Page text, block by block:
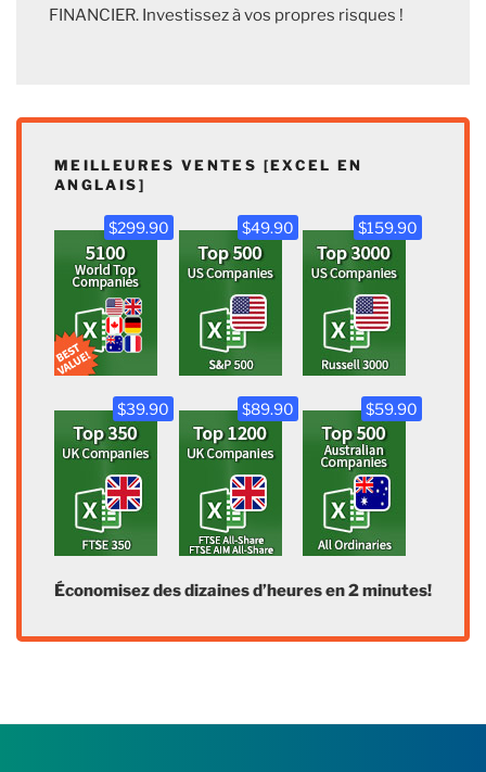
FINANCIER. Investissez à vos propres risques !
MEILLEURES VENTES [EXCEL EN
ANGLAIS]
$299.90 $49.90 $159.90
$39.90 $89.90 $59.90
Économisez des dizaines d’heures en 2 minutes!